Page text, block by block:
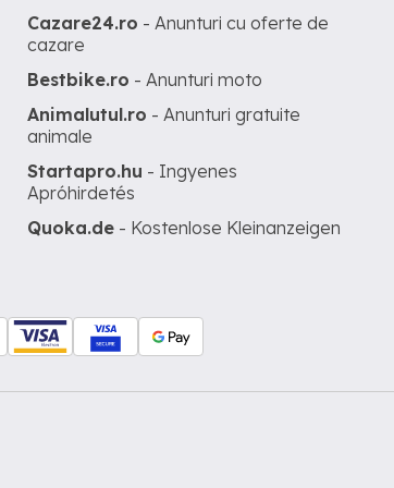
Cazare24.ro - Anunturi cu oferte de
cazare
Bestbike.ro - Anunturi moto
Animalutul.ro - Anunturi gratuite
animale
Startapro.hu - Ingyenes
Apróhirdetés
Quoka.de - Kostenlose Kleinanzeigen